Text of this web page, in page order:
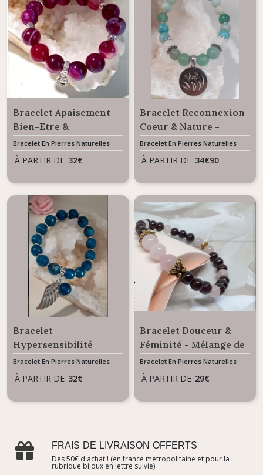
Bracelet Apaisement
Bien-Etre &
Protection Aura -
Perles Agate rose
Bracelet En Pierres Naturelles
À PARTIR DE 32€
Bracelet Reconnexion
Coeur & Nature -
Herbier La Nature
Bracelet En Pierres Naturelles
À PARTIR DE 34€90
Bracelet
Hypersensibilité
Equilibre émotionnel &
Apaisement - Perles
Bracelet En Pierres Naturelles
À PARTIR DE 32€
Bracelet Douceur &
Féminité - Mélange de
perles Grenat et
Quartz Rose
Bracelet En Pierres Naturelles
À PARTIR DE 29€
FRAIS DE LIVRAISON OFFERTS
Dès 50€ d'achat ! (en france métropolitaine et pour la
rubrique bijoux en lettre suivie)